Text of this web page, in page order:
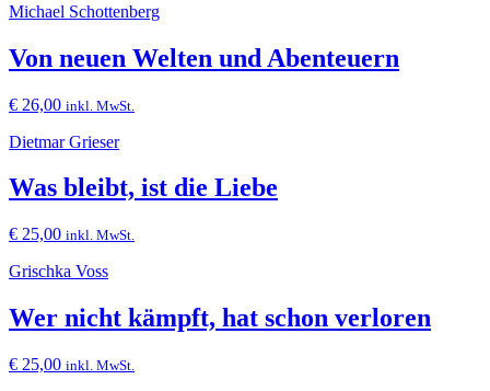
Michael Schottenberg
Von neuen Welten und Abenteuern
€ 26,00 inkl. MwSt.
Dietmar Grieser
Was bleibt, ist die Liebe
€ 25,00 inkl. MwSt.
Grischka Voss
Wer nicht kämpft, hat schon verloren
€ 25,00 inkl. MwSt.